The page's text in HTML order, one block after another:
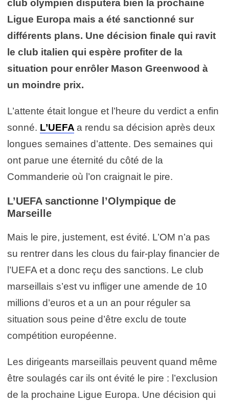
club olympien disputera bien la prochaine
Ligue Europa mais a été sanctionné sur
différents plans. Une décision finale qui ravit
le club italien qui espère profiter de la
situation pour enrôler Mason Greenwood à
un moindre prix.
L’attente était longue et l’heure du verdict a enfin
sonné. L’UEFA a rendu sa décision après deux
longues semaines d’attente. Des semaines qui
ont parue une éternité du côté de la
Commanderie où l’on craignait le pire.
L’UEFA sanctionne l’Olympique de
Marseille
Mais le pire, justement, est évité. L’OM n’a pas
su rentrer dans les clous du fair-play financier de
l’UEFA et a donc reçu des sanctions. Le club
marseillais s’est vu infliger une amende de 10
millions d’euros et a un an pour réguler sa
situation sous peine d’être exclu de toute
compétition européenne.
Les dirigeants marseillais peuvent quand même
être soulagés car ils ont évité le pire : l’exclusion
de la prochaine Ligue Europa. Une décision qui